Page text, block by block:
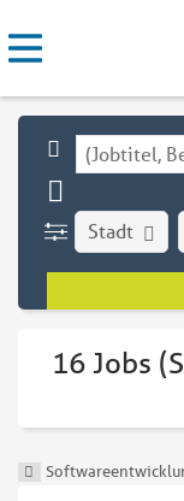
Stadt
16 Jobs